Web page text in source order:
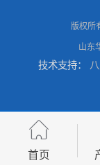
版权所
山东
技术支持：
首页